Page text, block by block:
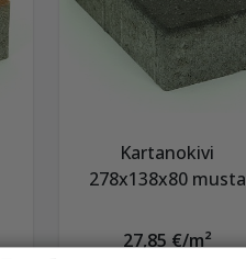
Kartanokivi
278x138x80 musta
27,85 €/m²